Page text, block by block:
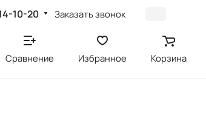
10-20 Заказать звонок
Сравнение Избранное Корзина